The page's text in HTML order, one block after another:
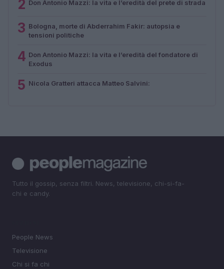
2 Don Antonio Mazzi: la vita e l’eredità del prete di strada
3 Bologna, morte di Abderrahim Fakir: autopsia e
tensioni politiche
4 Don Antonio Mazzi: la vita e l’eredità del fondatore di
Exodus
5 Nicola Gratteri attacca Matteo Salvini:
Tutto il gossip, senza filtri. News, televisione, chi-si-fa-
chi e candy.
People News
Televisione
Chi si fa chi